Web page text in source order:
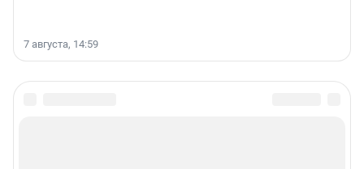
7 августа, 14:59